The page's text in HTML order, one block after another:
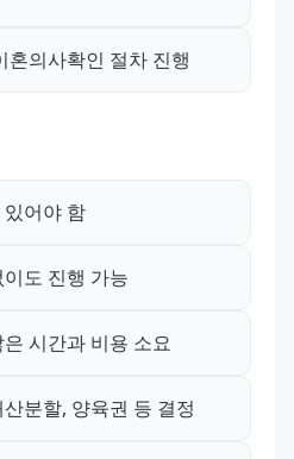
혼의사확인 절차 진행
어야 함
도 진행 가능
시간과 비용 소요
분할, 양육권 등 결정